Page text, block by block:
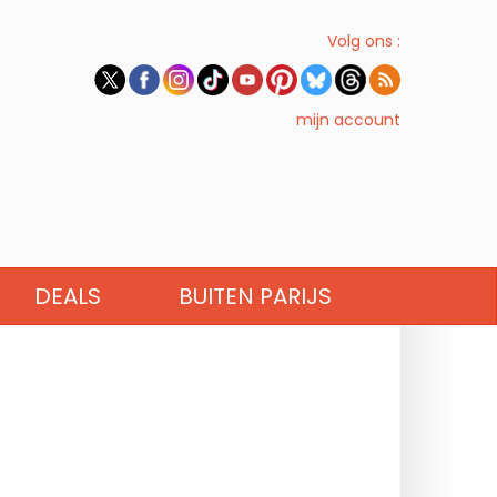
Volg ons :
mijn account
DEALS BUITEN PARIJS